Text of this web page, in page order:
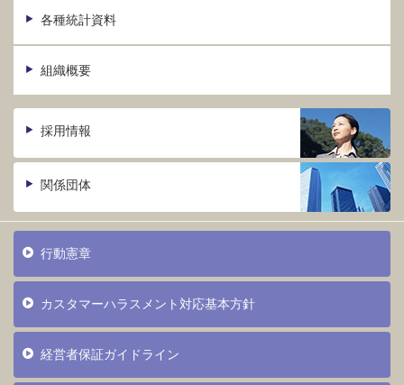
各種統計資料
組織概要
採用情報
関係団体
行動憲章
カスタマーハラスメント対応基本方針
経営者保証ガイドライン